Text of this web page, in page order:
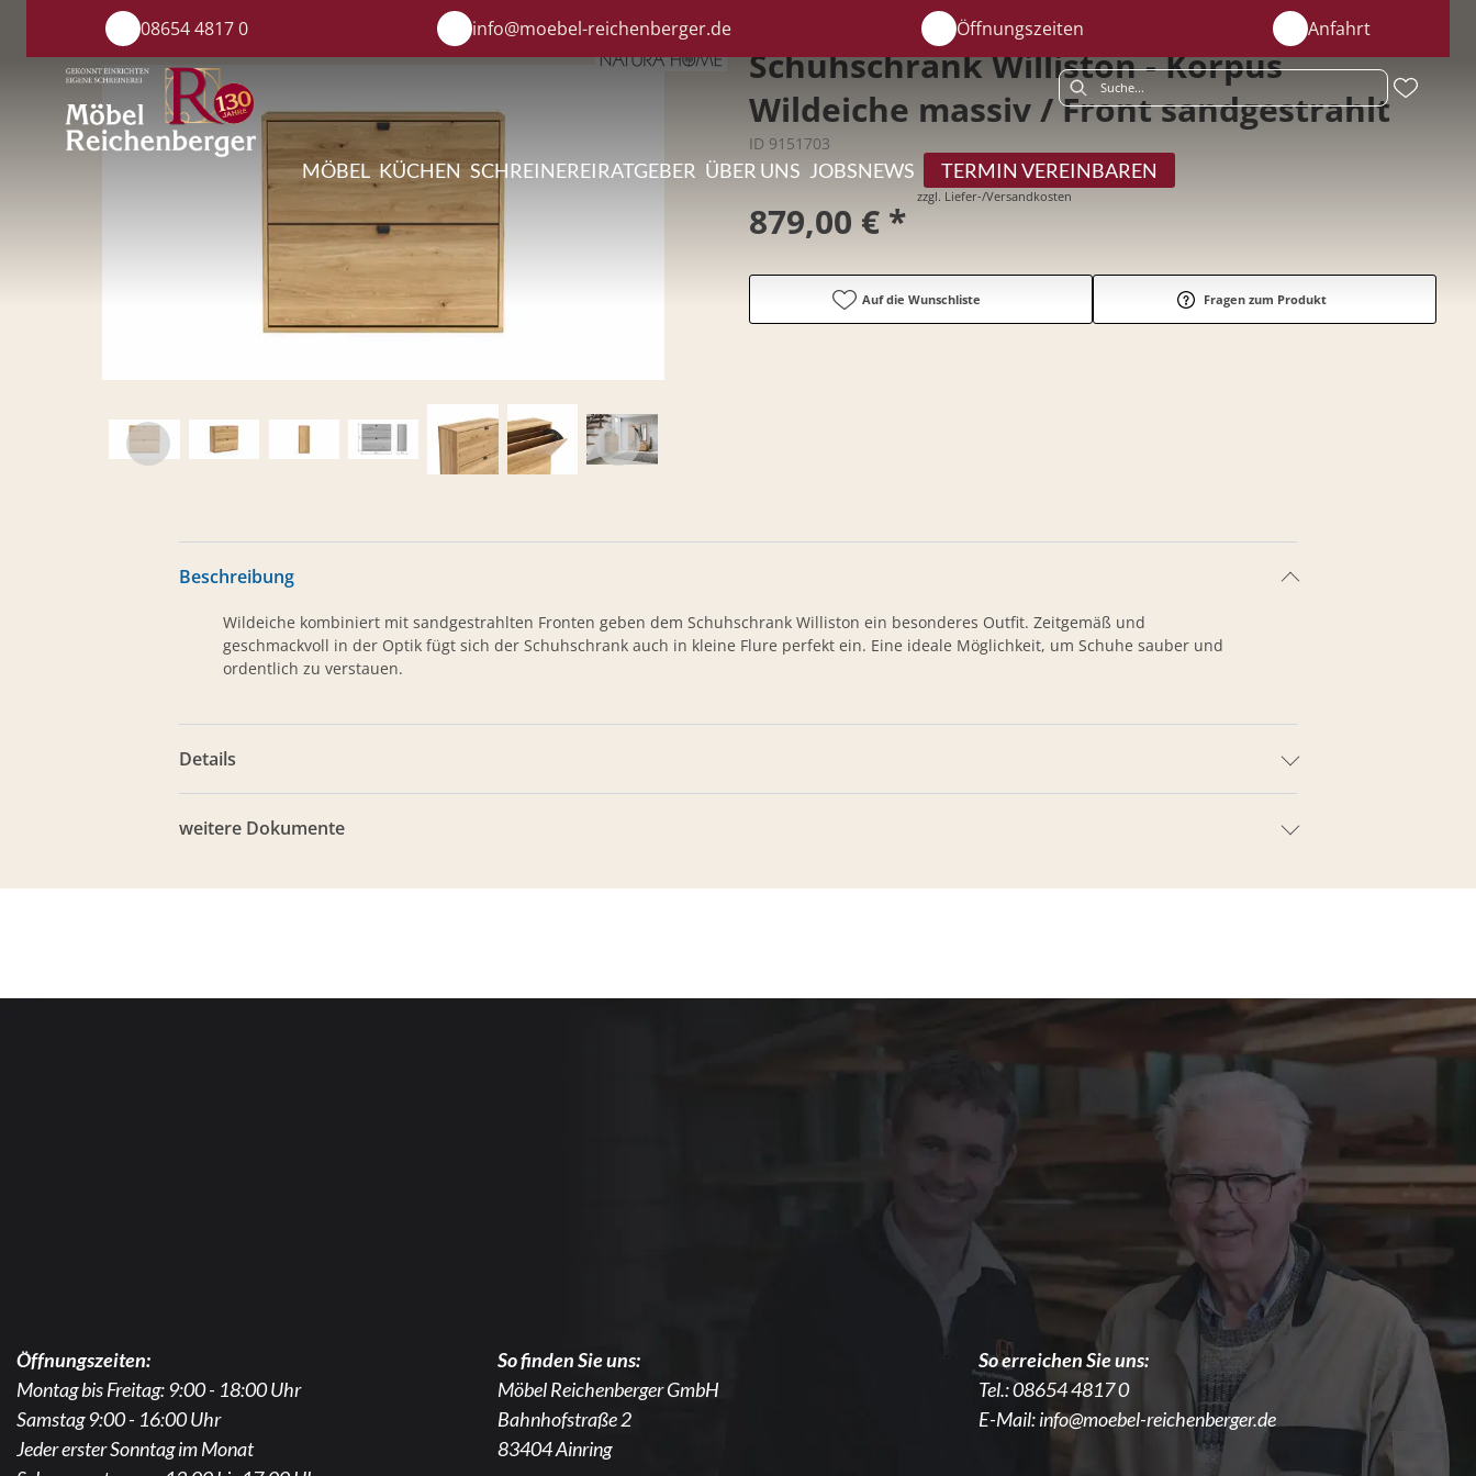
08654 4817 0 info@moebel-reichenberger.de Öffnungszeiten Anfahrt
MÖBEL KÜCHEN SCHREINEREIRATGEBER ÜBER UNS JOBSNEWS TERMIN VEREINBAREN
Schuhschrank Williston - Korpus
Wildeiche massiv / Front sandgestrahlt
ID 9151703
879,00 € *
zzgl. Liefer-/Versandkosten
Auf die Wunschliste Fragen zum Produkt
Beschreibung
Wildeiche kombiniert mit sandgestrahlten Fronten geben dem Schuhschrank Williston ein besonderes Outfit. Zeitgemäß und
geschmackvoll in der Optik fügt sich der Schuhschrank auch in kleine Flure perfekt ein. Eine ideale Möglichkeit, um Schuhe sauber und
ordentlich zu verstauen.
Details
weitere Dokumente
Öffnungszeiten:
Montag bis Freitag: 9:00 - 18:00 Uhr
Samstag 9:00 - 16:00 Uhr
Jeder erster Sonntag im Monat
So finden Sie uns:
Möbel Reichenberger GmbH
Bahnhofstraße 2
83404 Ainring
So erreichen Sie uns:
Tel.:08654 4817 0
E-Mail:info@moebel-reichenberger.de